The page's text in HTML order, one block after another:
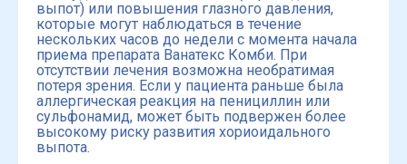
выпот) или повышения глазного давления,
которые могут наблюдаться в течение
нескольких часов до недели с момента начала
приема препарата Ванатекс Комби. При
отсутствии лечения возможна необратимая
потеря зрения. Если у пациента раньше была
аллергическая реакция на пенициллин или
сульфонамид, может быть подвержен более
высокому риску развития хориоидального
выпота.